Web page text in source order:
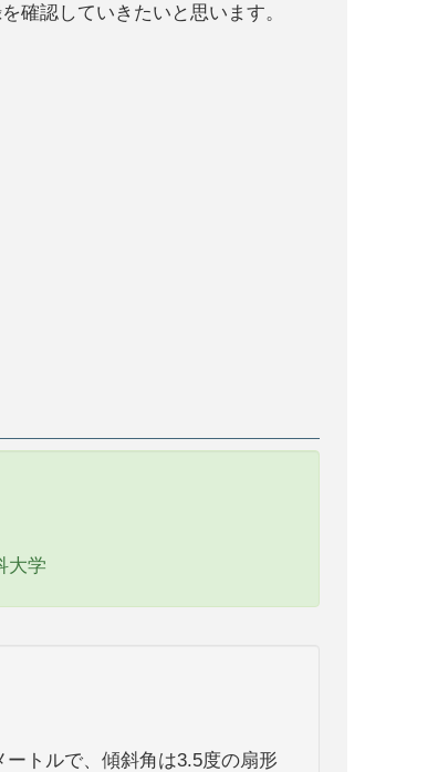
確認していきたいと思います。
大学
ートルで、傾斜角は3.5度の扇形